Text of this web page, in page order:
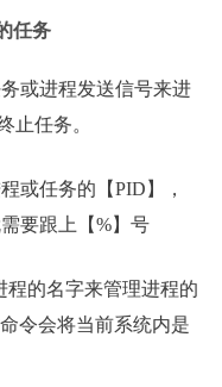
任务
或进程发送信号来进
止任务。
或任务的【PID】，
要跟上【%】号
程的名字来管理进程的
令会将当前系统内是